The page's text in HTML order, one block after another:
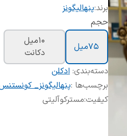
برند:پنهالیگونز
حجم
75ميل
10ميل
دکانت
دسته‌بندی: ادکلن
برچسب‌ها :پنهالیگونز_
کیفیت:مسترکوآلیتی